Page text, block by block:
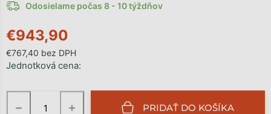
€943,90
€767,40 bez DPH
Jednotková cena:
Odosielame počas 8 - 10 týždňov
+
− PRIDAŤ DO KOŠÍKA